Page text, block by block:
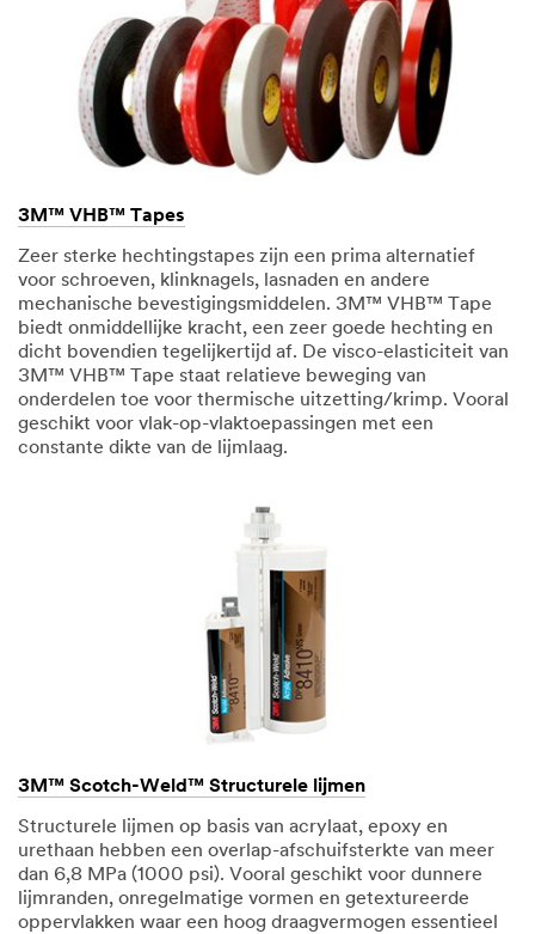
3M™ VHB™ Tapes
Zeer sterke hechtingstapes zijn een prima alternatief
voor schroeven, klinknagels, lasnaden en andere
mechanische bevestigingsmiddelen. 3M™ VHB™ Tape
biedt onmiddellijke kracht, een zeer goede hechting en
dicht bovendien tegelijkertijd af. De visco-elasticiteit van
3M™ VHB™ Tape staat relatieve beweging van
onderdelen toe voor thermische uitzetting/krimp. Vooral
geschikt voor vlak-op-vlaktoepassingen met een
constante dikte van de lijmlaag.
3M™ Scotch-Weld™ Structurele lijmen
Structurele lijmen op basis van acrylaat, epoxy en
urethaan hebben een overlap-afschuifsterkte van meer
dan 6,8 MPa (1000 psi). Vooral geschikt voor dunnere
lijmranden, onregelmatige vormen en getextureerde
oppervlakken waar een hoog draagvermogen essentieel